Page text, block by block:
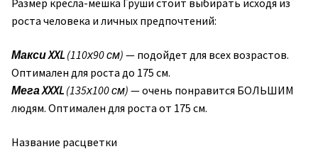
Размер кресла-мешка Груши стоит выбирать исходя из
роста человека и личных предпочтений:
МаксиXXL (110х90 см) — подойдет для всех возрастов.
Оптимален для роста до 175 см.
Мега XXXL (135х100 см) — очень понравится БОЛЬШИМ
людям. Оптимален для роста от 175 см.
Название расцветки